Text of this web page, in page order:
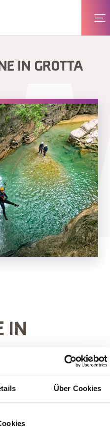
Über Cookies
IN GROTTA
IN
der Belluneser
für Ihren Urlaub